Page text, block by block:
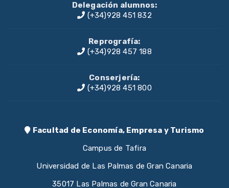
Delegación alumnos:
(+34)928 451 832
Reprografía:
(+34)928 457 188
Conserjería:
(+34)928 451 800
Facultad de Economía, Empresa y Turismo
Campus de Tafira
Universidad de Las Palmas de Gran Canaria
35017 Las Palmas de Gran Canaria